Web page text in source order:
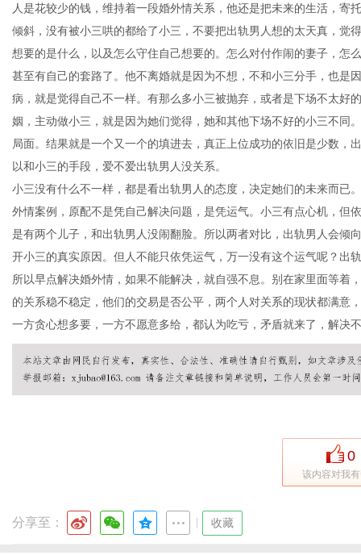
人是花较少的钱，维持着一段婚外情关系，他还是把未来的生活，
倾斜，没有被小三哄的都给了小三，不要把出轨男人想的太天真，觉
想要的是什么，以及怎么守住自己想要的。怎么对付作闹的妻子，怎
甚至有自己的套路了。他不离婚就是因为不想，不和小三分手，也是
病，就是觉得自己不一样。有那么多小三被抛弃，或者是下场不太好
姻，主动做小三，就是因为她们觉得，她和其他下场不好的小三不同
局面。结果就是一个又一个的填进去，真正上位成功的依旧是少数，
以和小三的手段，爱不爱出轨男人没关系。
小三没有什么不一样，都是看出轨男人的态度，决定她们的未来而已
外情案例，原配不是凭自己解决问题，是凭运气。小三有点心机，但
是有两个儿子，和出轨男人没闹翻脸。所以两者对比，出轨男人会倾
开小三的真实原因。但人不能只依凭运气，万一没有这个运气呢？出
所以早点解决婚外情，如果不能解决，就自强不息。别在家里面等着
的关系稳不稳定，他们的交易是否公平，两个人对关系的现状都满意
一方贪心想多要，一方不愿意多给，都认为吃亏，矛盾就来了，解决
0
该内容对我
分享至： 收藏